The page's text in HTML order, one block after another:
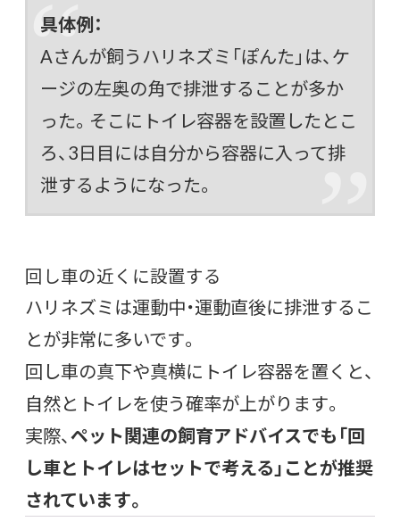
具体例：
Aさんが飼うハリネズミ「ぽんた」は、ケ
ージの左奥の角で排泄することが多か
った。そこにトイレ容器を設置したとこ
ろ、3日目には自分から容器に入って排
泄するようになった。
回し車の近くに設置する
ハリネズミは運動中・運動直後に排泄するこ
とが非常に多いです。
回し車の真下や真横にトイレ容器を置くと、
自然とトイレを使う確率が上がります。
実際、ペット関連の飼育アドバイスでも「回
し車とトイレはセットで考える」ことが推奨
されています。